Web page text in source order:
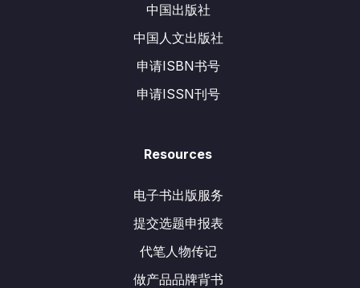
中国出版社
中国人文出版社
申请ISBN书号
申请ISSN刊号
Resources
电子书出版服务
提交选题申报表
代笔人物传记
做产品品牌背书